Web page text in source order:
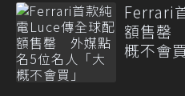
Ferrari
額售罄
概不會買